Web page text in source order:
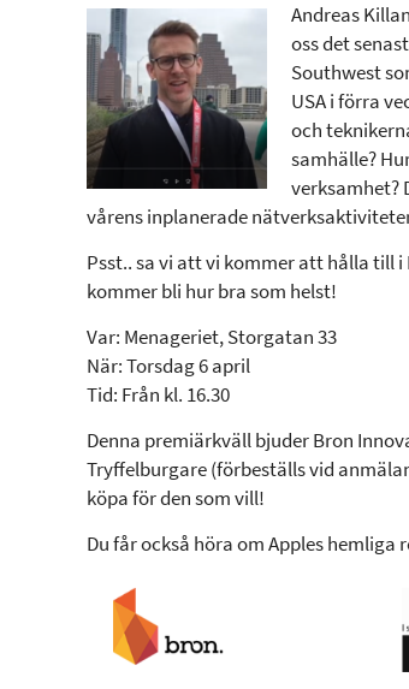
Andreas
oss det
Southwest
USA i förra
och
samhälle?
verksamhet?
vårens inplanerade
Psst.. sa vi att vi kommer att hålla till i
kommer bli hur bra som helst!
Var: Menageriet, Storgatan 33
När: Torsdag 6 april
Tid: Från kl. 16.30
Denna premiärkväll bjuder Bron
Tryffelburgare (förbeställs vid
köpa för den som vill!
Du får också höra om Apples hemliga